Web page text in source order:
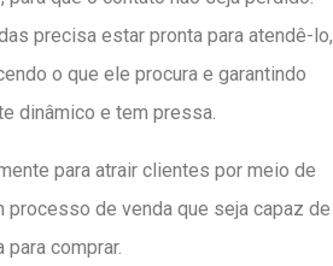
precisa estar pronta para atendê-lo,
o que ele procura e garantindo
dinâmico e tem pressa.
para atrair clientes por meio de
processo de venda que seja capaz de
comprar.